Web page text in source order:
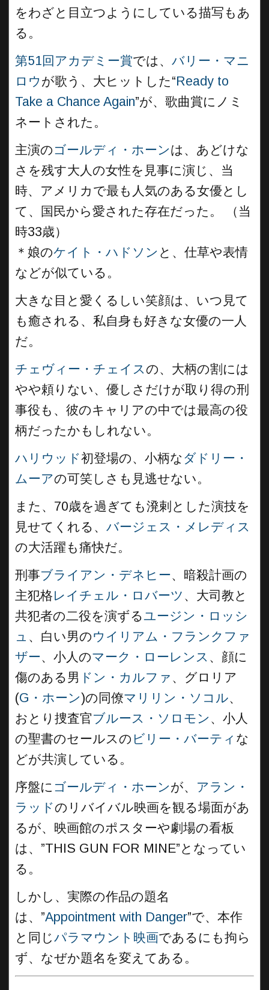
をわざと目立つようにしている描写もあ
る。
第51回アカデミー賞では、 バリー・マニ
ロウ が歌う、大ヒットした“Ready to
Take a Chance Again”が、歌曲賞にノミ
ネートされた。
主演の ゴールディ・ホーンは、あどけな
さを残す大人の女性を見事に演じ、当
時、アメリカで最も人気のある女優とし
て、国民から愛された存在だった。 （当
時33歳）
＊娘のケイト・ハドソン と、仕草や表情
などが似ている。
大きな目と愛くるしい笑顔は、いつ見て
も癒される、私自身も好きな女優の一人
だ。
チェヴィー・チェイスの、大柄の割には
やや頼りない、優しさだけが取り得の刑
事役も、彼のキャリアの中では最高の役
柄だったかもしれない。
ハリウッド初登場の、小柄なダドリー・
ムーアの可笑しさも見逃せない。
また、70歳を過ぎても溌剌とした演技を
見せてくれる、 バージェス・メレディス
の大活躍も痛快だ。
刑事ブライアン・デネヒー、暗殺計画の
主犯格レイチェル・ロバーツ 、大司教と
共犯者の二役を演ずるユージン・ロッシ
ュ 、白い男のウイリアム・フランクファ
ザー、小人のマーク・ローレンス 、顔に
傷のある男 ドン・カルファ 、グロリア
(G・ホーン)の同僚マリリン・ソコル、
おとり捜査官ブルース・ソロモン 、小人
の聖書のセールスの ビリー・バーティ な
どが共演している。
序盤に ゴールディ・ホーンが、 アラン・
ラッドのリバイバル映画を観る場面があ
るが、映画館のポスターや劇場の看板
は、”THIS GUN FOR MINE”となってい
る。
しかし、実際の作品の題名
は、”Appointment with Danger”で、本作
と同じパラマウント映画であるにも拘ら
ず、なぜか題名を変えてある。